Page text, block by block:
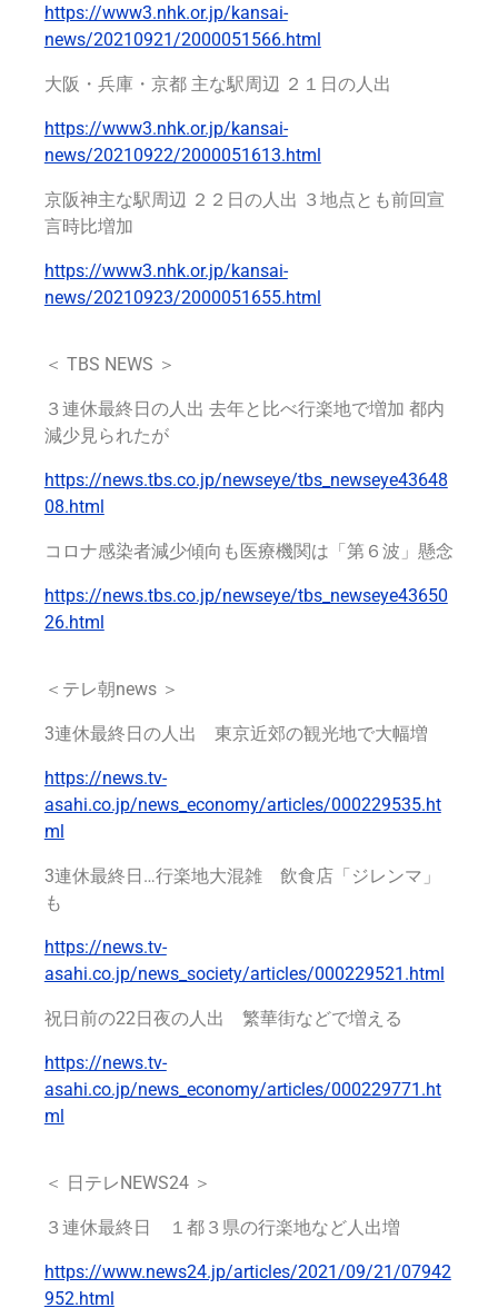
https://www3.nhk.or.jp/kansai-
news/20210921/2000051566.html
大阪・兵庫・京都 主な駅周辺 ２１日の人出
https://www3.nhk.or.jp/kansai-
news/20210922/2000051613.html
京阪神主な駅周辺 ２２日の人出 ３地点とも前回宣
言時比増加
https://www3.nhk.or.jp/kansai-
news/20210923/2000051655.html
＜ TBS NEWS ＞
３連休最終日の人出 去年と比べ行楽地で増加 都内
減少見られたが
https://news.tbs.co.jp/newseye/tbs_newseye43648
08.html
コロナ感染者減少傾向も医療機関は「第６波」懸念
https://news.tbs.co.jp/newseye/tbs_newseye43650
26.html
＜テレ朝news ＞
3連休最終日の人出 東京近郊の観光地で大幅増
https://news.tv-
asahi.co.jp/news_economy/articles/000229535.ht
ml
3連休最終日…行楽地大混雑 飲食店「ジレンマ」
も
https://news.tv-
asahi.co.jp/news_society/articles/000229521.html
祝日前の22日夜の人出 繁華街などで増える
https://news.tv-
asahi.co.jp/news_economy/articles/000229771.ht
ml
＜ 日テレNEWS24＞
３連休最終日 １都３県の行楽地など人出増
https://www.news24.jp/articles/2021/09/21/07942
952.html